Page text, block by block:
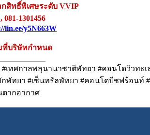
กสิทธิ์พิเศษระดับ VVIP
081-1301456
lin.ee/y5N663W
ที่บริษัทกำหนด
เทศกาลพลุนานาชาติพัทยา #คอนโดวิวทะเ
พัทยา #เซ็นทรัลพัทยา #คอนโดบีชฟร้อนท์ #
ตากอากาศ